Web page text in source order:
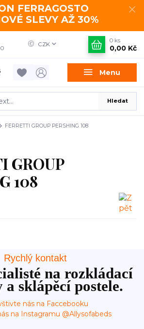
FERRAGOSTO
SLEVY AŽ 30%
Menu
CZK
Hledat
0 ks
0,00 Kč
FERRETTI GROUP PERSHING 108
GROUP
108
Rychlý kontakt
na rozkládací
a sklápěcí postele.